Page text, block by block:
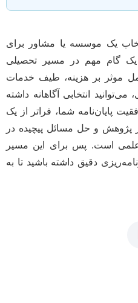
یک موسسه یا مشاور برای
یک گام مهم در مسیر تحصیلی
موثر بر هزینه، طیف خدمات
انتخابی آگاهانه داشته
پایان‌نامه شما، فراتر از یک
پژوهش و حل مسائل پیچیده در
است. پس برای این مسیر
دقیق داشته باشید تا به